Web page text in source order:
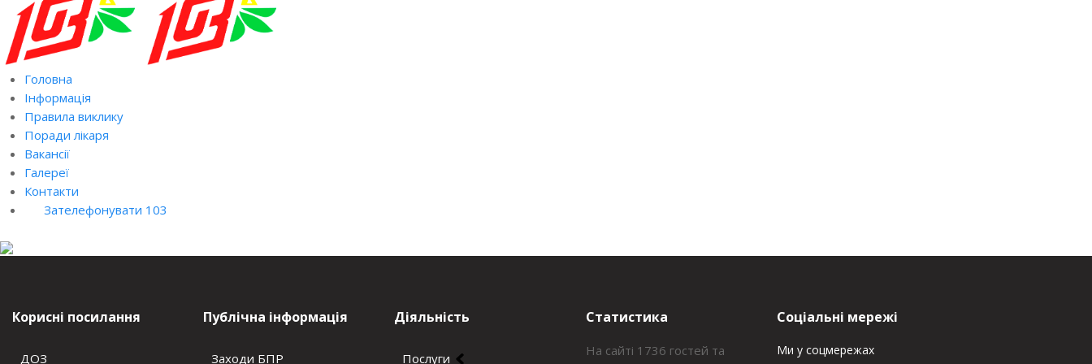
Головна
Інформація
Правила виклику
Поради лікаря
Вакансії
Галереї
Контакти
Зателефонувати 103
Корисні посилання
ДОЗ
Публічна інформація
Заходи БПР
Діяльність
Послуги
Статистика
На сайті 1736 гостей та
Соціальні мережі
Ми у соцмережах